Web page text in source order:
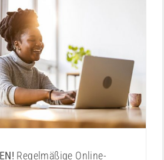
“Ist Gründen etwas für
mich?“
Regelmäßige Online-